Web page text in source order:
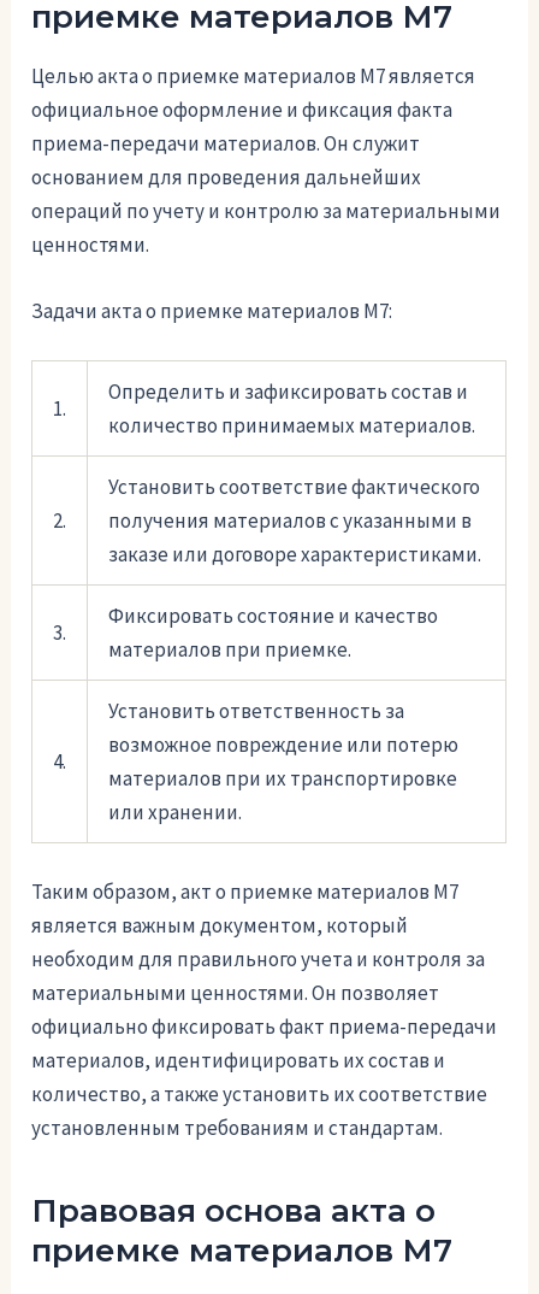
приемке материалов М7
Целью акта о приемке материалов М7 является
официальное оформление и фиксация факта
приема-передачи материалов. Он служит
основанием для проведения дальнейших
операций по учету и контролю за материальными
ценностями.
Задачи акта о приемке материалов М7:
1.
Определить и зафиксировать состав и
количество принимаемых материалов.
2.
Установить соответствие фактического
получения материалов с указанными в
заказе или договоре характеристиками.
3.
Фиксировать состояние и качество
материалов при приемке.
4.
Установить ответственность за
возможное повреждение или потерю
материалов при их транспортировке
или хранении.
Таким образом, акт о приемке материалов М7
является важным документом, который
необходим для правильного учета и контроля за
материальными ценностями. Он позволяет
официально фиксировать факт приема-передачи
материалов, идентифицировать их состав и
количество, а также установить их соответствие
установленным требованиям и стандартам.
Правовая основа акта о
приемке материалов М7